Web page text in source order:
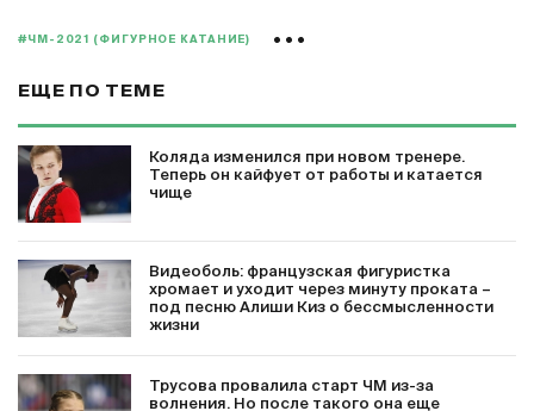
#ЧМ-2021 (ФИГУРНОЕ КАТАНИЕ)
ЕЩЕ ПО ТЕМЕ
Коляда изменился при новом тренере.
Теперь он кайфует от работы и катается
чище
Видеоболь: французская фигуристка
хромает и уходит через минуту проката –
под песню Алиши Киз о бессмысленности
жизни
Трусова провалила старт ЧМ из-за
волнения. Но после такого она еще